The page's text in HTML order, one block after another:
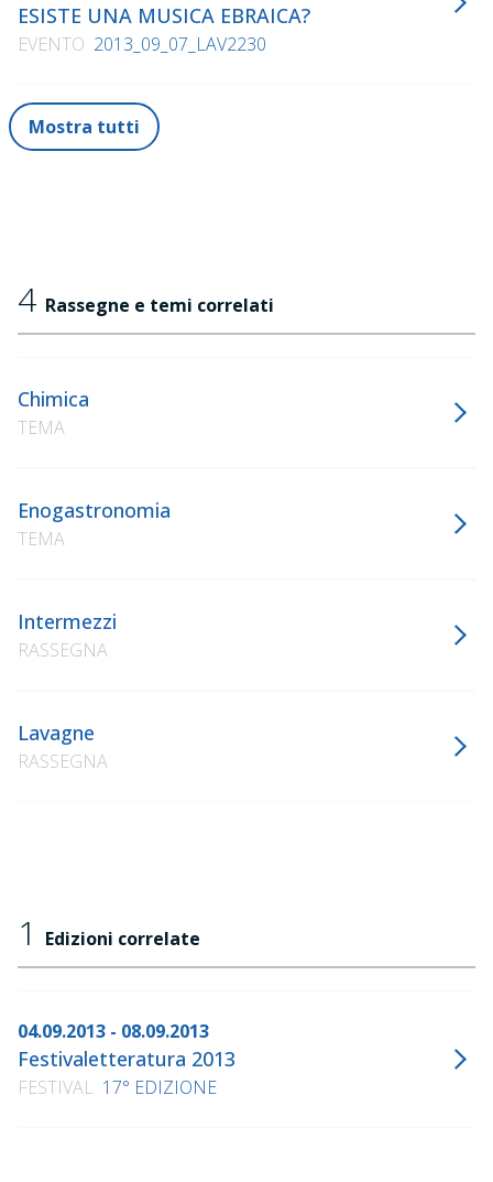
ESISTE UNA MUSICA EBRAICA?
EVENTO 2013_09_07_LAV2230
Mostra tutti
4 Rassegne e temi correlati
Chimica
TEMA
Enogastronomia
TEMA
Intermezzi
RASSEGNA
Lavagne
RASSEGNA
1 Edizioni correlate
04.09.2013 - 08.09.2013
Festivaletteratura 2013
FESTIVAL 17° EDIZIONE